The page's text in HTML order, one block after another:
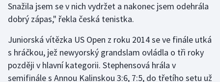
Olympijské hry
Plavání
Plážový volejbal
Snažila jsem se v nich vydržet a nakonec jsem odehrála
dobrý zápas," řekla česká tenistka.
Juniorská vítězka US Open z roku 2014 se ve finále utká
s hráčkou, jež newyorský grandslam ovládla o tři roky
později v hlavní kategorii. Stephensová hrála v
semifinále s Annou Kalinskou 3:6, 7:5, do třetího setu už